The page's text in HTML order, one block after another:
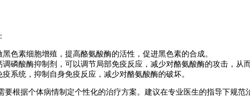
色素细胞增殖，提高酪氨酸酶的活性，促进黑色素的合成。
磷酸酶抑制剂，可以调节局部免疫反应，减少对酪氨酸酶的攻击，从
系统，抑制自身免疫反应，减少对酪氨酸酶的破坏。
根据个体病情制定个性化的治疗方案。建议在专业医生的指导下规范